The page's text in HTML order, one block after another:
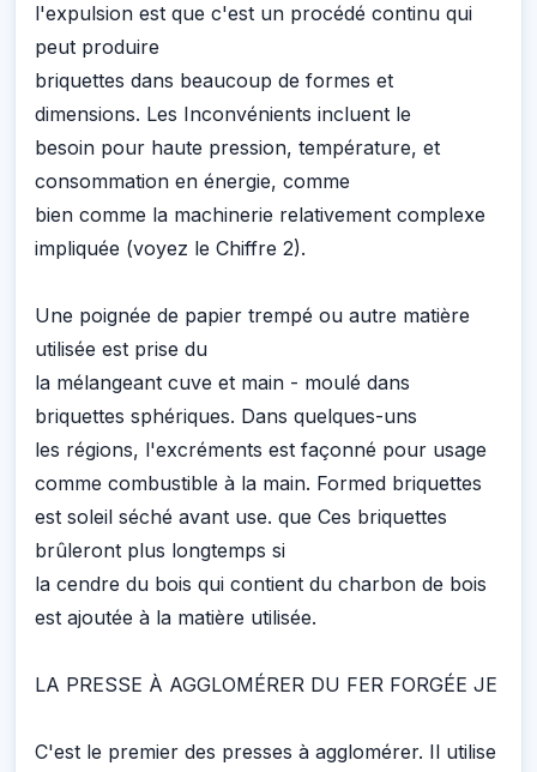
l'expulsion est que c'est un procédé continu qui
peut produire
briquettes dans beaucoup de formes et
dimensions. Les Inconvénients incluent le
besoin pour haute pression, température, et
consommation en énergie, comme
bien comme la machinerie relativement complexe
impliquée (voyez le Chiffre 2).
Une poignée de papier trempé ou autre matière
utilisée est prise du
la mélangeant cuve et main - moulé dans
briquettes sphériques. Dans quelques-uns
les régions, l'excréments est façonné pour usage
comme combustible à la main. Formed briquettes
est soleil séché avant use. que Ces briquettes
brûleront plus longtemps si
la cendre du bois qui contient du charbon de bois
est ajoutée à la matière utilisée.
LA PRESSE À AGGLOMÉRER DU FER FORGÉE JE
C'est le premier des presses à agglomérer. Il utilise